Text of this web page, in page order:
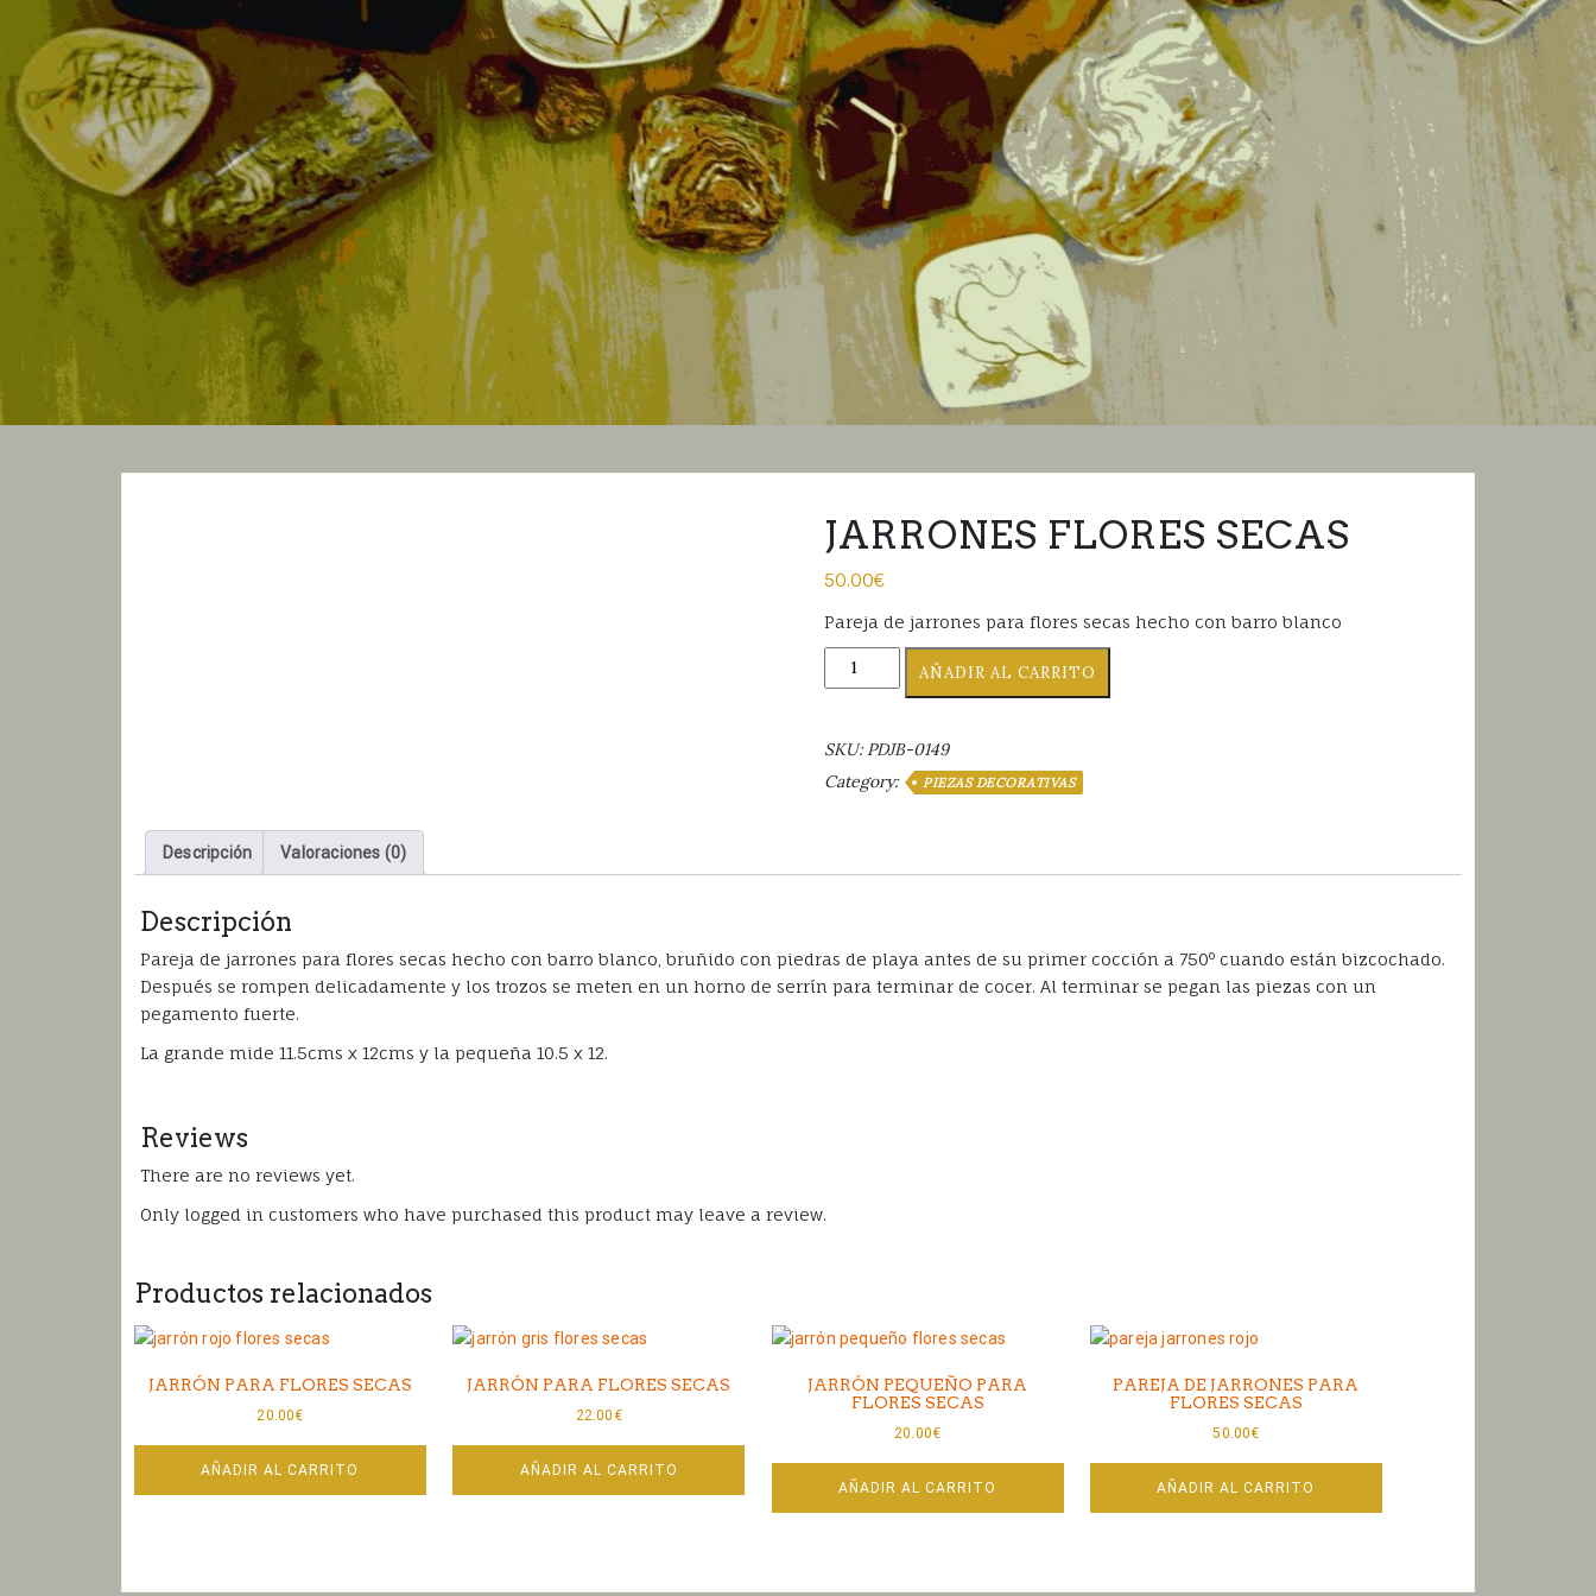
JARRONES FLORES SECAS
50.00€
Pareja de jarrones para flores secas hecho con barro blanco
JARRONES
FLORES
AÑADIR AL CARRITO
SKU: PDJB-0149
Category:
PIEZAS DECORATIVAS
Descripción Valoraciones (0)
Descripción
Pareja de jarrones para flores secas hecho con barro blanco, bruñido con piedras de playa antes de su primer cocción a 750º cuando están bizcochado.
Después se rompen delicadamente y los trozos se meten en un horno de serrín para terminar de cocer. Al terminar se pegan las piezas con un
pegamento fuerte.
La grande mide 11.5cms x 12cms y la pequeña 10.5 x 12.
Reviews
There are no reviews yet.
Only logged in customers who have purchased this product may leave a review.
Productos relacionados
JARRÓN PARA FLORES SECAS
20.00€
AÑADIR AL CARRITO
JARRÓN PARA FLORES SECAS
22.00 €
AÑADIR AL CARRITO
JARRÓN PEQUEÑO PARA
FLORES SECAS
20.00€
AÑADIR AL CARRITO
PAREJA DE JARRONES PARA
FLORES SECAS
50.00€
AÑADIR AL CARRITO